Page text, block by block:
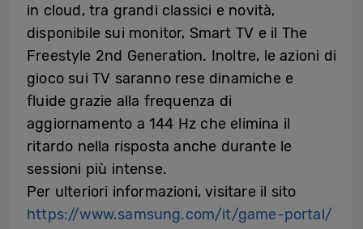
in cloud, tra grandi classici e novità,
disponibile sui monitor, Smart TV e il The
Freestyle 2nd Generation. Inoltre, le azioni di
gioco sui TV saranno rese dinamiche e
fluide grazie alla frequenza di
aggiornamento a 144 Hz che elimina il
ritardo nella risposta anche durante le
sessioni più intense.
Per ulteriori informazioni, visitare il sito
https://www.samsung.com/it/game-portal/